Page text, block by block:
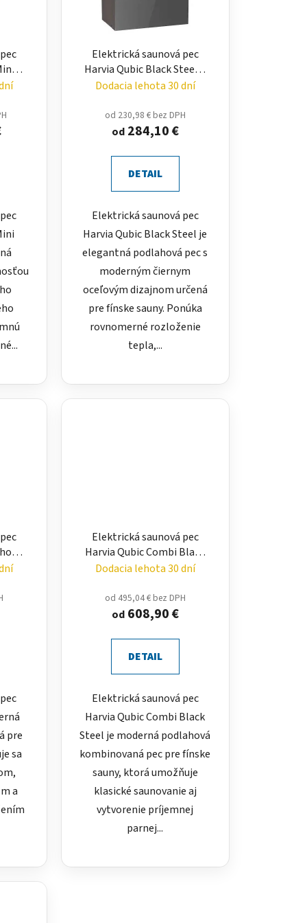
Elektrická saunová pec
Harvia Qubic Black Steel –
podlahová pec 4,5 až 9 kW
Dodacia lehota 30 dní
od 230,98 € bez DPH
od284,10 €
DETAIL
Elektrická saunová pec
Harvia Qubic Black Steel je
elegantná podlahová pec s
moderným čiernym
oceľovým dizajnom určená
pre fínske sauny. Ponúka
rovnomerné rozloženie
tepla,...
pre
sa
a
Elektrická saunová pec
Harvia Qubic Combi Black
Steel – podlahová pec 6 až
Dodacia lehota 30 dní
od 495,04 € bez DPH
od608,90 €
DETAIL
Elektrická saunová pec
Harvia Qubic Combi Black
Steel je moderná podlahová
kombinovaná pec pre fínske
sauny, ktorá umožňuje
klasické saunovanie aj
vytvorenie príjemnej
parnej...